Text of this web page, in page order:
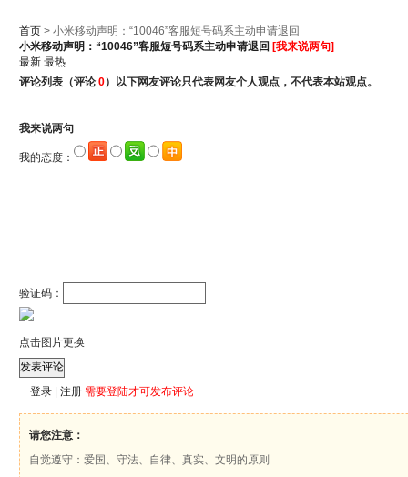
首页> 小米移动声明：“10046”客服短号码系主动申请退回
小米移动声明：“10046”客服短号码系主动申请退回 [我来说两句]
最新 最热
评论列表（评论 0）以下网友评论只代表网友个人观点，不代表本站观点。
我来说两句
我的态度：
验证码：
点击图片更换
登录| 注册 需要登陆才可发布评论
请您注意：
自觉遵守：爱国、守法、自律、真实、文明的原则